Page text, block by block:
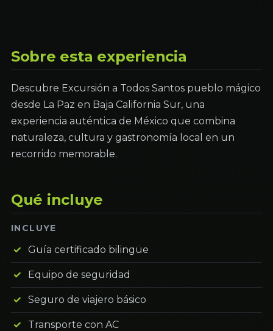
Sobre esta experiencia
Descubre Excursión a Todos Santos pueblo mágico
desde La Paz en Baja California Sur, una
experiencia auténtica de México que combina
naturaleza, cultura y gastronomía local en un
recorrido memorable.
Qué incluye
INCLUYE
Guía certificado bilingüe
Equipo de seguridad
Seguro de viajero básico
Transporte con AC